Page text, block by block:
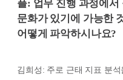
플: 업무 진행 과정에
문화가 있기에 가능한
어떻게 파악하시나요?
김희성: 주로 근태 지표 분